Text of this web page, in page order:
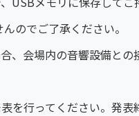
のでご了承ください。
、会場内の音響設備との
を行ってください。発表